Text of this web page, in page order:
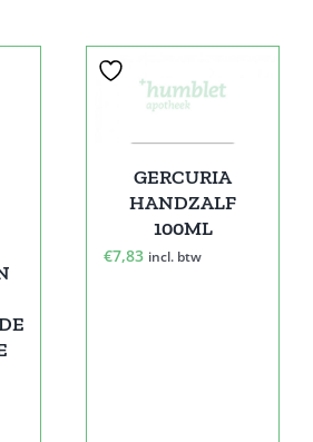
GERCURIA
HANDZALF
100ML
€7,83 incl. btw